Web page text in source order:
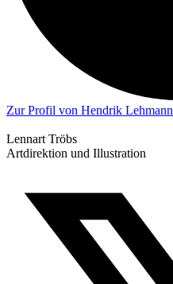
Zur Profil von Hendrik Lehmann
Lennart Tröbs
Artdirektion und Illustration